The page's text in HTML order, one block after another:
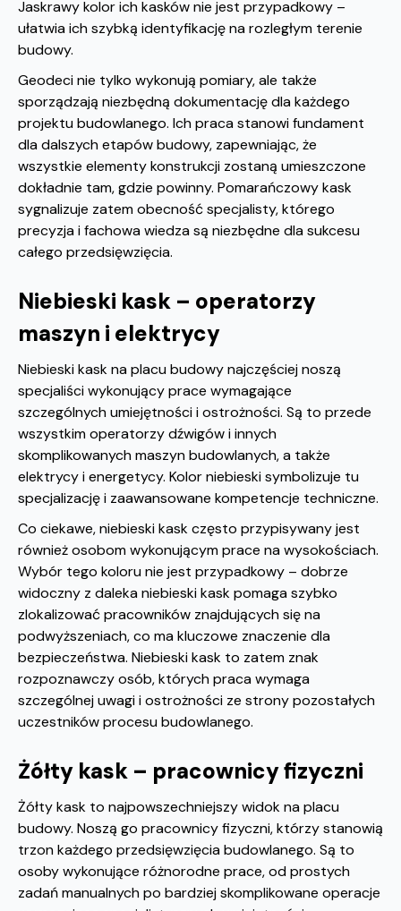
Jaskrawy kolor ich kasków nie jest przypadkowy –
ułatwia ich szybką identyfikację na rozległym terenie
budowy.
Geodeci nie tylko wykonują pomiary, ale także
sporządzają niezbędną dokumentację dla każdego
projektu budowlanego. Ich praca stanowi fundament
dla dalszych etapów budowy, zapewniając, że
wszystkie elementy konstrukcji zostaną umieszczone
dokładnie tam, gdzie powinny. Pomarańczowy kask
sygnalizuje zatem obecność specjalisty, którego
precyzja i fachowa wiedza są niezbędne dla sukcesu
całego przedsięwzięcia.
Niebieski kask – operatorzy
maszyn i elektrycy
Niebieski kask na placu budowy najczęściej noszą
specjaliści wykonujący prace wymagające
szczególnych umiejętności i ostrożności. Są to przede
wszystkim operatorzy dźwigów i innych
skomplikowanych maszyn budowlanych, a także
elektrycy i energetycy. Kolor niebieski symbolizuje tu
specjalizację i zaawansowane kompetencje techniczne.
Co ciekawe, niebieski kask często przypisywany jest
również osobom wykonującym prace na wysokościach.
Wybór tego koloru nie jest przypadkowy – dobrze
widoczny z daleka niebieski kask pomaga szybko
zlokalizować pracowników znajdujących się na
podwyższeniach, co ma kluczowe znaczenie dla
bezpieczeństwa. Niebieski kask to zatem znak
rozpoznawczy osób, których praca wymaga
szczególnej uwagi i ostrożności ze strony pozostałych
uczestników procesu budowlanego.
Żółty kask – pracownicy fizyczni
Żółty kask to najpowszechniejszy widok na placu
budowy. Noszą go pracownicy fizyczni, którzy stanowią
trzon każdego przedsięwzięcia budowlanego. Są to
osoby wykonujące różnorodne prace, od prostych
zadań manualnych po bardziej skomplikowane operacje